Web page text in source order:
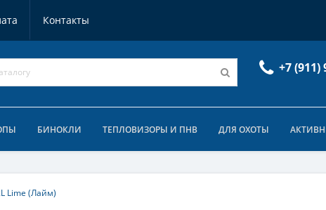
Контакты
+7 (911)
БИНОКЛИ ТЕПЛОВИЗОРЫ И ПНВ ДЛЯ ОХОТЫ
Lime (Лайм)